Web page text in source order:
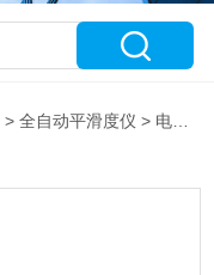
>全自动平滑度仪 > 电脑测控平滑度仪